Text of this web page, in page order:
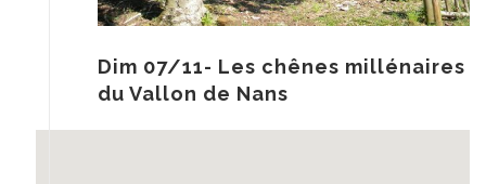
Dim 07/11- Les chênes millénaires
du Vallon de Nans